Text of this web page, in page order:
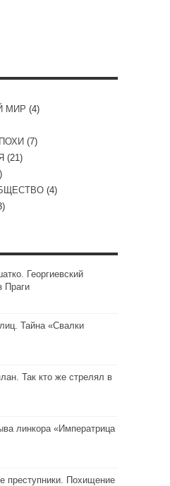
МИР (4)
(7)
(21)
(4)
Георгиевский
Праги
Тайна «Свалки
Так кто же стрелял в
линкора «Императрица
преступники. Похищение